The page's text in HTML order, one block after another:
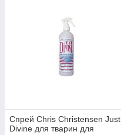
Спрей Chris Christensen Just
Divine для тварин для